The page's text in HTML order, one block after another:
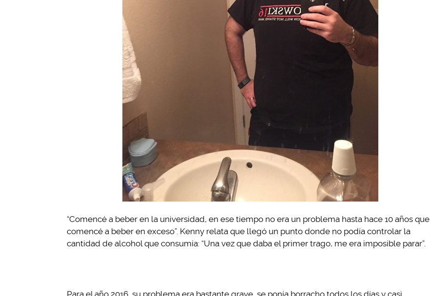
“Comencé a beber en la universidad, en ese tiempo no era un problema hasta hace 10 años que
comencé a beber en exceso”. Kenny relata que llegó un punto donde no podía controlar la
cantidad de alcohol que consumía: “Una vez que daba el primer trago, me era imposible parar”.
Para el año 2016, su problema era bastante grave, se ponía borracho todos los días y casi